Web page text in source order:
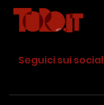
Seguici sui social